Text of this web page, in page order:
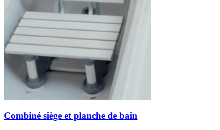
Combiné siège et planche de bain